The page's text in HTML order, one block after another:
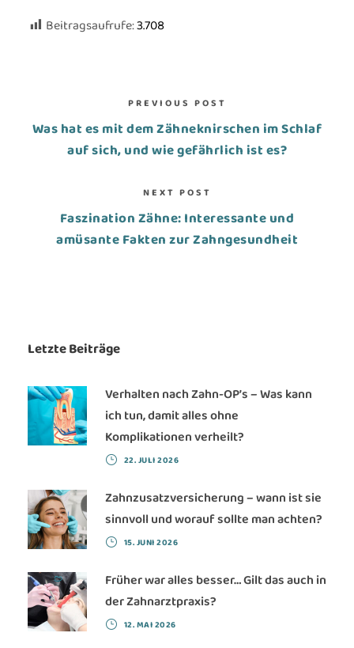
Beitragsaufrufe:3.708
PREVIOUS POST
Was hat es mit dem Zähneknirschen im Schlaf
auf sich, und wie gefährlich ist es?
NEXT POST
Faszination Zähne: Interessante und
amüsante Fakten zur Zahngesundheit
Letzte Beiträge
Verhalten nach Zahn-OP’s – Was kann
ich tun, damit alles ohne
Komplikationen verheilt?
22. JULI 2026
Zahnzusatzversicherung – wann ist sie
sinnvoll und worauf sollte man achten?
15. JUNI 2026
Früher war alles besser… Gilt das auch in
der Zahnarztpraxis?
12. MAI 2026